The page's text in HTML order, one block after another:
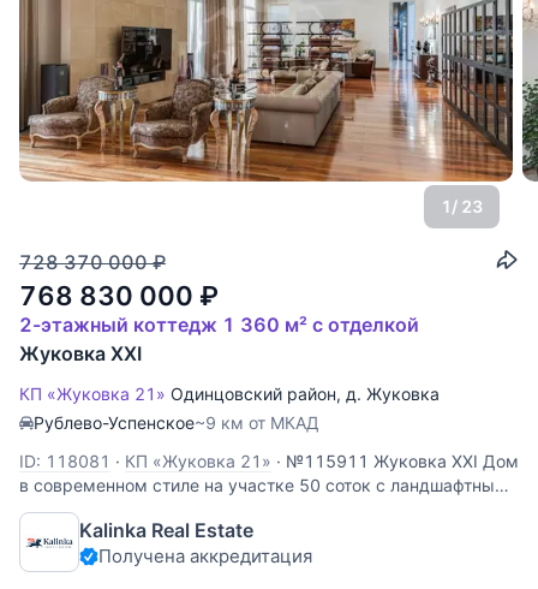
1/ 23
728 370 000 ₽
768 830 000 ₽
2-этажный коттедж 1 360 м² с отделкой
Жуковка XXI
КП «Жуковка 21» Одинцовский район, д. Жуковка
Рублево-Успенское~9 км от МКАД
ID: 118081 · КП «Жуковка 21» · №115911 Жуковка XXI Дом
в современном стиле на участке 50 соток с ландшафтным
дизайном в коттеджном поселке Жуковка-21. Для тех, кто
ценит атмосферу, стиль, качество и комфорт: гостиная с
камином, столовая, 5 спален с ванными и гардеробными
Kalinka Real Estate
Получена аккредитация